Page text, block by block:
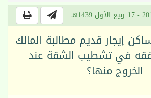
إيجار قديم مطالبة المالك
في تشطيب الشقة عند
الخروج منها؟